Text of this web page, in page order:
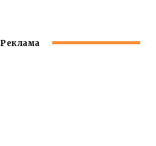
Реклама